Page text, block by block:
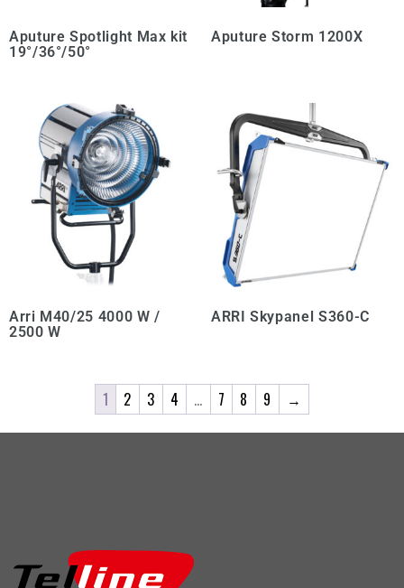
Aputure Spotlight Max kit
19°/36°/50°
Aputure Storm 1200X
Arri M40/25 4000 W /
2500 W
ARRI Skypanel S360-C
1 2 3 4 … 7 8 9 →